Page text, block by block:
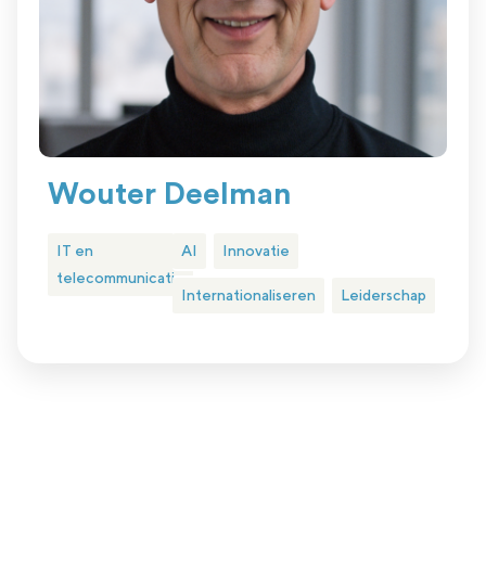
Wouter Deelman
IT en
telecommunicatie
AI Innovatie
Internationaliseren Leiderschap